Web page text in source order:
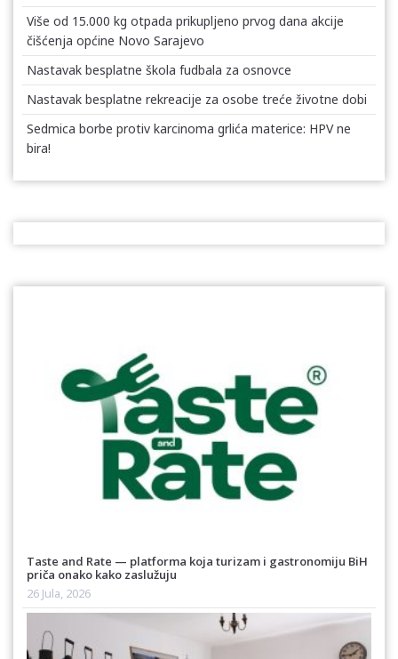
Više od 15.000 kg otpada prikupljeno prvog dana akcije
čišćenja općine Novo Sarajevo
Nastavak besplatne škola fudbala za osnovce
Nastavak besplatne rekreacije za osobe treće životne dobi
Sedmica borbe protiv karcinoma grlića materice: HPV ne
bira!
Taste and Rate — platforma koja turizam i gastronomiju BiH
priča onako kako zaslužuju
26 Jula, 2026